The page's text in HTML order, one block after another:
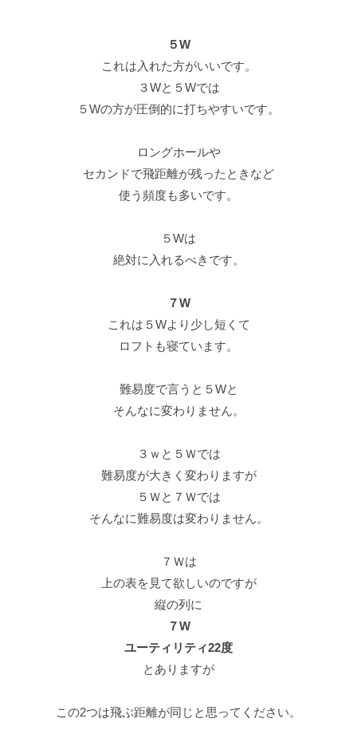
５W
これは入れた方がいいです。
３Wと５Wでは
５Wの方が圧倒的に打ちやすいです。
ロングホールや
セカンドで飛距離が残ったときなど
使う頻度も多いです。
５Wは
絶対に入れるべきです。
７W
これは５Wより少し短くて
ロフトも寝ています。
難易度で言うと５Wと
そんなに変わりません。
３ｗと５Ｗでは
難易度が大きく変わりますが
５Ｗと７Ｗでは
そんなに難易度は変わりません。
７Ｗは
上の表を見て欲しいのですが
縦の列に
７W
ユーティリティ22度
とありますが
この2つは飛ぶ距離が同じと思ってください。